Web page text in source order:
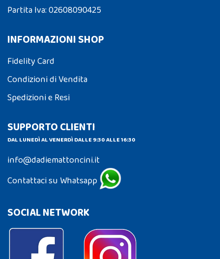
Partita Iva: 02608090425
INFORMAZIONI SHOP
Fidelity Card
Condizioni di Vendita
Spedizioni e Resi
SUPPORTO CLIENTI
DAL LUNEDÌ AL VENERDÌ DALLE 9:30 ALLE 16:30
info@dadiemattoncini.it
Contattaci su Whatsapp
SOCIAL NETWORK